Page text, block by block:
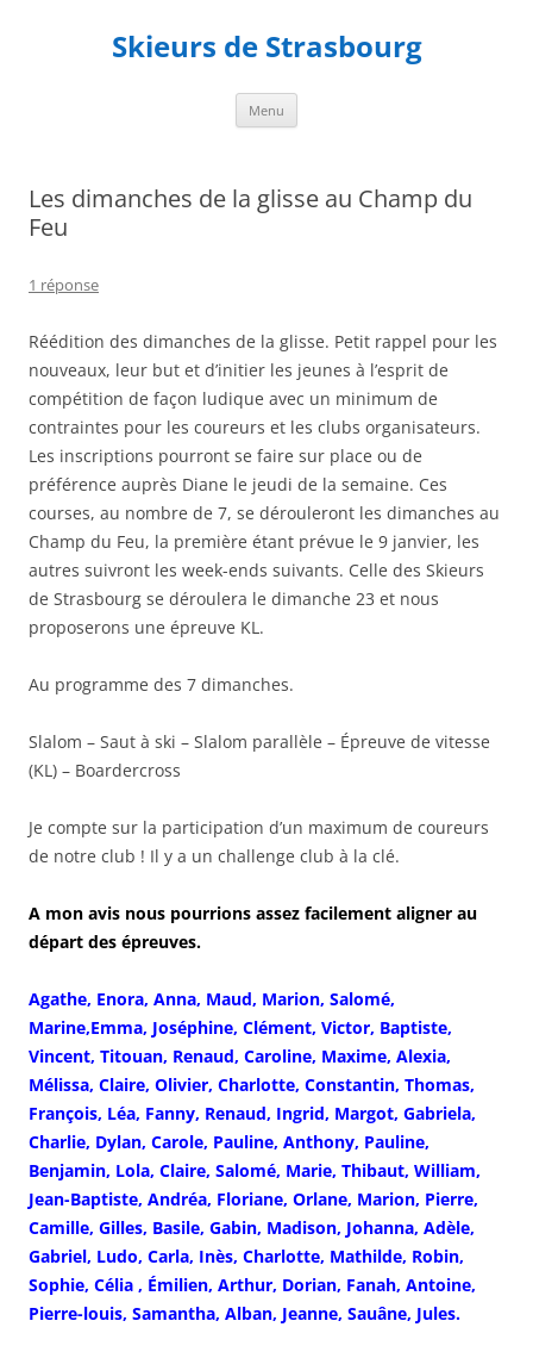
Skieurs de Strasbourg
Menu
Les dimanches de la glisse au Champ du
Feu
1 réponse
Réédition des dimanches de la glisse. Petit rappel pour les
nouveaux, leur but et d’initier les jeunes à l’esprit de
compétition de façon ludique avec un minimum de
contraintes pour les coureurs et les clubs organisateurs.
Les inscriptions pourront se faire sur place ou de
préférence auprès Diane le jeudi de la semaine. Ces
courses, au nombre de 7, se dérouleront les dimanches au
Champ du Feu, la première étant prévue le 9 janvier, les
autres suivront les week-ends suivants. Celle des Skieurs
de Strasbourg se déroulera le dimanche 23 et nous
proposerons une épreuve KL.
Au programme des 7 dimanches.
Slalom – Saut à ski – Slalom parallèle – Épreuve de vitesse
(KL) – Boardercross
Je compte sur la participation d’un maximum de coureurs
de notre club ! Il y a un challenge club à la clé.
A mon avis nous pourrions assez facilement aligner au
départ des épreuves.
Agathe, Enora, Anna, Maud, Marion, Salomé,
Marine,Emma, Joséphine, Clément, Victor, Baptiste,
Vincent, Titouan, Renaud, Caroline, Maxime, Alexia,
Mélissa, Claire, Olivier, Charlotte, Constantin, Thomas,
François, Léa, Fanny, Renaud, Ingrid, Margot, Gabriela,
Charlie, Dylan, Carole, Pauline, Anthony, Pauline,
Benjamin, Lola, Claire, Salomé, Marie, Thibaut, William,
Jean-Baptiste, Andréa, Floriane, Orlane, Marion, Pierre,
Camille, Gilles, Basile, Gabin, Madison, Johanna, Adèle,
Gabriel, Ludo, Carla, Inès, Charlotte, Mathilde, Robin,
Sophie, Célia , Émilien, Arthur, Dorian, Fanah, Antoine,
Pierre-louis, Samantha, Alban, Jeanne, Sauâne, Jules.